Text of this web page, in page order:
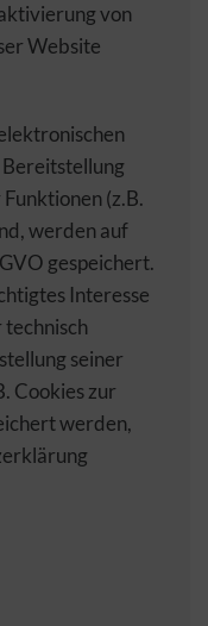
von
Website
(z.B.
werden auf
gespeichert.
Interesse
technisch
seiner
Cookies zur
werden,